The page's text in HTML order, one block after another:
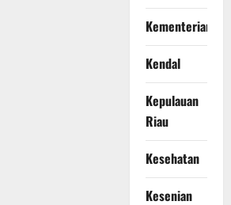
Kementerian
Kendal
Kepulauan
Riau
Kesehatan
Kesenian